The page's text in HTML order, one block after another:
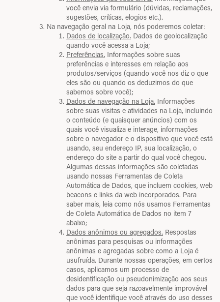
você envia via formulário (dúvidas, reclamações,
sugestões, críticas, elogios etc.).
Na navegação geral na Loja, nós poderemos coletar:
Dados de localização. Dados de geolocalização
quando você acessa a Loja;
Preferências. Informações sobre suas
preferências e interesses em relação aos
produtos/serviços (quando você nos diz o que
eles são ou quando os deduzimos do que
sabemos sobre você);
Dados de navegação na Loja. Informações
sobre suas visitas e atividades na Loja, incluindo
o conteúdo (e quaisquer anúncios) com os
quais você visualiza e interage, informações
sobre o navegador e o dispositivo que você está
usando, seu endereço IP, sua localização, o
endereço do site a partir do qual você chegou.
Algumas dessas informações são coletadas
usando nossas Ferramentas de Coleta
Automática de Dados, que incluem cookies, web
beacons e links da web incorporados. Para
saber mais, leia como nós usamos Ferramentas
de Coleta Automática de Dados no item 7
abaixo;
Dados anônimos ou agregados. Respostas
anônimas para pesquisas ou informações
anônimas e agregadas sobre como a Loja é
usufruída. Durante nossas operações, em certos
casos, aplicamos um processo de
desidentificação ou pseudonimização aos seus
dados para que seja razoavelmente improvável
que você identifique você através do uso desses